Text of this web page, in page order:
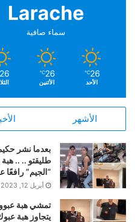
Larache
سماء صافية
26
℃
الأحد
26
℃
الأثنين
26
الأشهر
بعدما نشر
طليقتو .. ..
“الجيم” رافعًا
أبريل 12, 2023
تمشي هبة
يتجاوز هبة